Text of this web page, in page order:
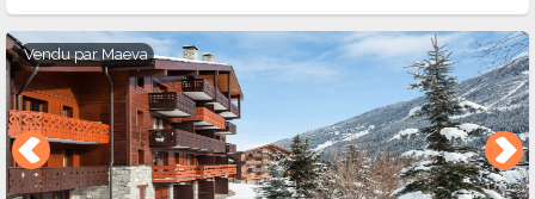
Vendu par Maeva